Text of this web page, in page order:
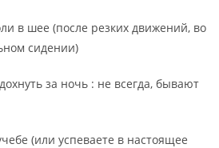
в шее (после резких движений, во
сидении)
за ночь : не всегда, бывают
(или успеваете в настоящее